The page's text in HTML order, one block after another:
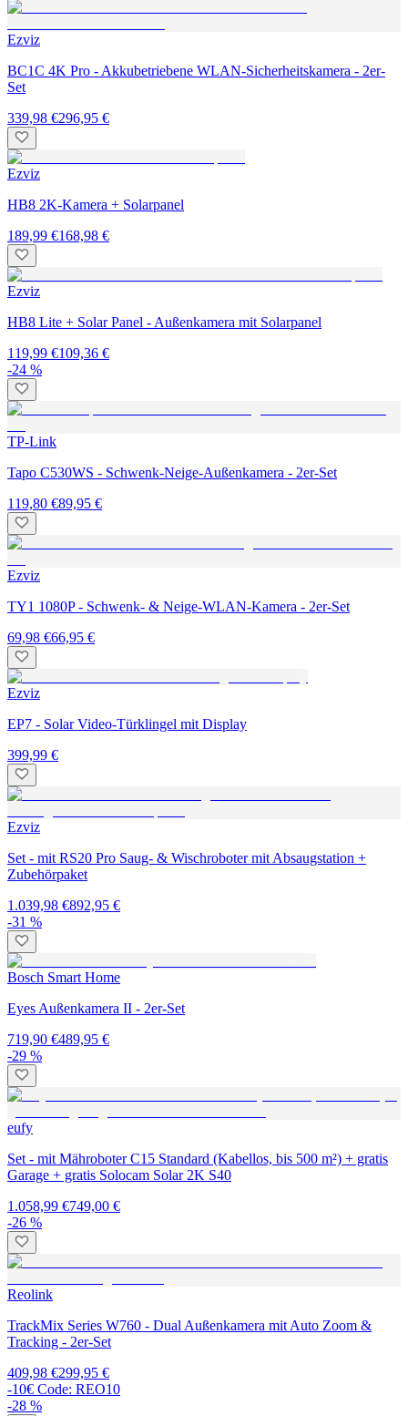
Ezviz
BC1C 4K Pro - Akkubetriebene WLAN-Sicherheitskamera - 2er-
Set
339,98 €296,95 €
Ezviz
HB8 2K-Kamera + Solarpanel
189,99 €168,98 €
Ezviz
HB8 Lite + Solar Panel - Außenkamera mit Solarpanel
119,99 €109,36 €
-24 %
TP-Link
Tapo C530WS - Schwenk-Neige-Außenkamera - 2er-Set
119,80 €89,95 €
Ezviz
TY1 1080P - Schwenk- & Neige-WLAN-Kamera - 2er-Set
69,98 €66,95 €
Ezviz
EP7 - Solar Video-Türklingel mit Display
399,99 €
Ezviz
Set - mit RS20 Pro Saug- & Wischroboter mit Absaugstation +
Zubehörpaket
1.039,98 €892,95 €
-31 %
Bosch Smart Home
Eyes Außenkamera II - 2er-Set
719,90 €489,95 €
-29 %
eufy
Set - mit Mähroboter C15 Standard (Kabellos, bis 500 m²) + gratis
Garage + gratis Solocam Solar 2K S40
1.058,99 €749,00 €
-26 %
Reolink
TrackMix Series W760 - Dual Außenkamera mit Auto Zoom &
Tracking - 2er-Set
409,98 €299,95 €
-10€ Code: REO10
-28 %